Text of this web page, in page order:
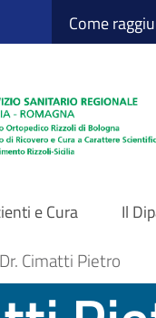
Come
e Cura Il
Dr. Cimatti Pietro